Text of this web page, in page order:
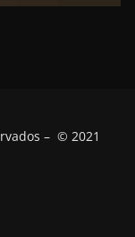
– © 2021